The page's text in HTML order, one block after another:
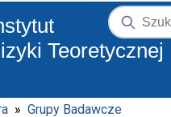
Teoretycznej
» Grupy Badawcze